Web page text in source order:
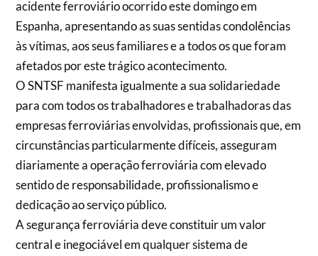
acidente ferroviário ocorrido este domingo em
Espanha, apresentando as suas sentidas condolências
às vítimas, aos seus familiares e a todos os que foram
afetados por este trágico acontecimento.
O SNTSF manifesta igualmente a sua solidariedade
para com todos os trabalhadores e trabalhadoras das
empresas ferroviárias envolvidas, profissionais que, em
circunstâncias particularmente difíceis, asseguram
diariamente a operação ferroviária com elevado
sentido de responsabilidade, profissionalismo e
dedicação ao serviço público.
A segurança ferroviária deve constituir um valor
central e inegociável em qualquer sistema de